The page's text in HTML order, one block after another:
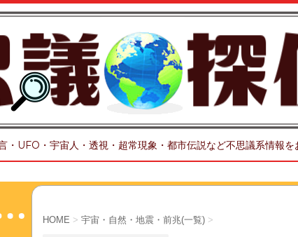
・UFO・宇宙人・透視・超常現象・都市伝説など不思議系情報を
HOME > 宇宙・自然・地震・前兆(一覧) >